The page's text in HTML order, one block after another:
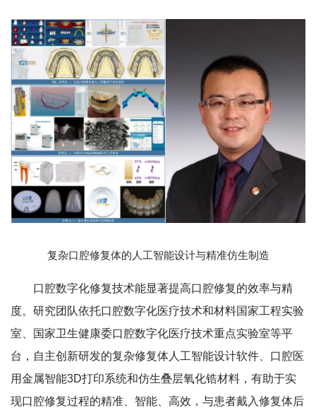
复杂口腔修复体的人工智能设计与精准仿生制造
口腔数字化修复技术能显著提高口腔修复的效率与精
度。研究团队依托口腔数字化医疗技术和材料国家工程实验
室、国家卫生健康委口腔数字化医疗技术重点实验室等平
台，自主创新研发的复杂修复体人工智能设计软件、口腔医
用金属智能3D打印系统和仿生叠层氧化锆材料，有助于实
现口腔修复过程的精准、智能、高效，与患者戴入修复体后